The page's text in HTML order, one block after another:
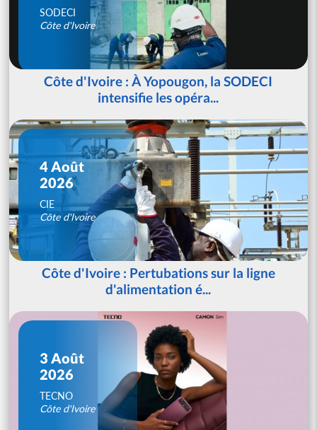
SODECI
Côte d'Ivoire
Côte d'Ivoire : À Yopougon, la SODECI
intensifie les opéra...
4 Août
2026
CIE
Côte d'Ivoire
Côte d'Ivoire : Pertubations sur la ligne
d'alimentation é...
3 Août
2026
TECNO
Côte d'Ivoire